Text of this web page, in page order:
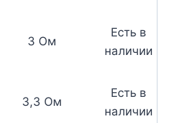
3 Ом
Есть в
наличии
3,3 Ом
Есть в
наличии